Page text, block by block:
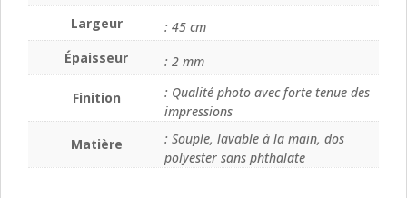
Largeur
: 45 cm
Épaisseur
: 2 mm
Finition
: Qualité photo avec forte tenue des
impressions
Matière
: Souple, lavable à la main, dos
polyester sans phthalate